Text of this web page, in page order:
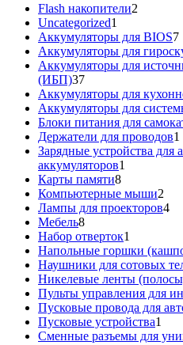
Flash накопители2
Uncategorized1
товар
Аккумуляторы для BIOS77
Аккумуляторы для
Аккумуляторы для
(ИБП)3737
товаров
Аккумуляторы для
Аккумуляторы для
Блоки питания для
Держатели для проводов1
Зарядные устройства для
аккумуляторов1
Карты памяти88
товаров
Компьютерные мыши2
Лампы для проекторов44
Мебель88
товаров
Набор отверток1
товар
Напольные горшки
Наушники для сотовых
Никелевые ленты
Пульты управления для
Пусковые провода для
Пусковые устройства1
Сменные разъемы для